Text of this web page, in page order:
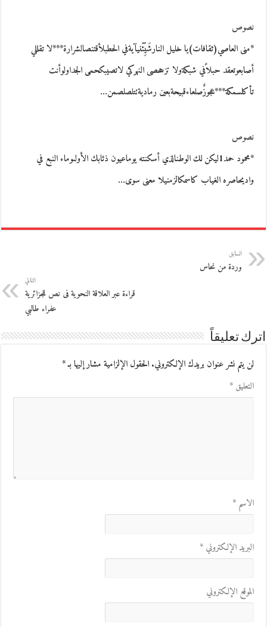
نصوص
*منى العاصي(ثقافات)يا خليل النارشَيِّئْنيآيةفي الحطبلأقتنصالشرارة***لا تقللي
أصابعوتعقد حبلاًفي شبكةولا تزححصى النهركي لاتصيبكحمى الجداولوأنت
تأكلسمكة***عجوزٌصلعاءقبيحةبعين رماديةتتلصلصمن…
نصوص
*محمود حمد1ليكن لك الوطنالذي أسكنته يوماعيون ذئابك الأولىوماء النبع في
واديحاصره الغياب كاسمكالزمنيلا معنى سوى…
السابق
وردة من نحاس
التالي
قراءة عبر العلاقة النحوية فى نص للجزائرية
عفراء طالبي
اترك تعليقاً
لن يتم نشر عنوان بريدك الإلكتروني.الحقول الإلزامية مشار إليها بـ*
التعليق*
الاسم*
البريد الإلكتروني*
الموقع الإلكتروني